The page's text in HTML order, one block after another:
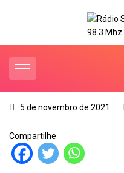
5 de novembro de 2021
Compartilhe